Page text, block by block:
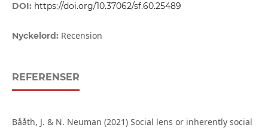
DOI: https://doi.org/10.37062/sf.60.25489
Nyckelord: Recension
REFERENSER
Bååth, J. & N. Neuman (2021) Social lens or inherently social